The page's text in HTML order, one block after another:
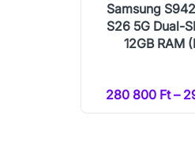
Samsung
S26 5G Dual-
12GB RAM
280 800 Ft –